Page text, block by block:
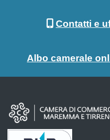
Contatti e
Albo camerale